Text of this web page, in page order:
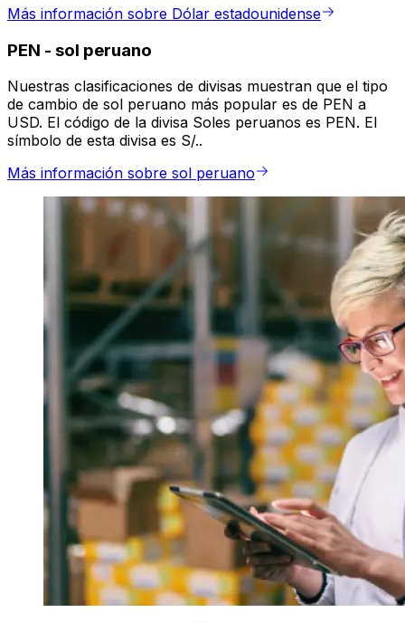
Más información sobre Dólar estadounidense
PEN - sol peruano
Nuestras clasificaciones de divisas muestran que el tipo
de cambio de sol peruano más popular es de PEN a
USD. El código de la divisa Soles peruanos es PEN. El
símbolo de esta divisa es S/..
Más información sobre sol peruano